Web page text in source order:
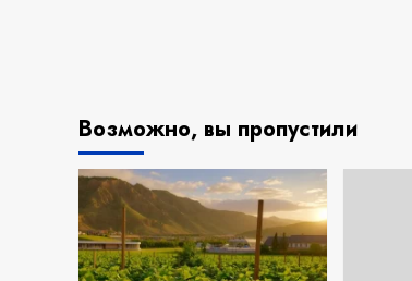
Возможно, вы пропустили